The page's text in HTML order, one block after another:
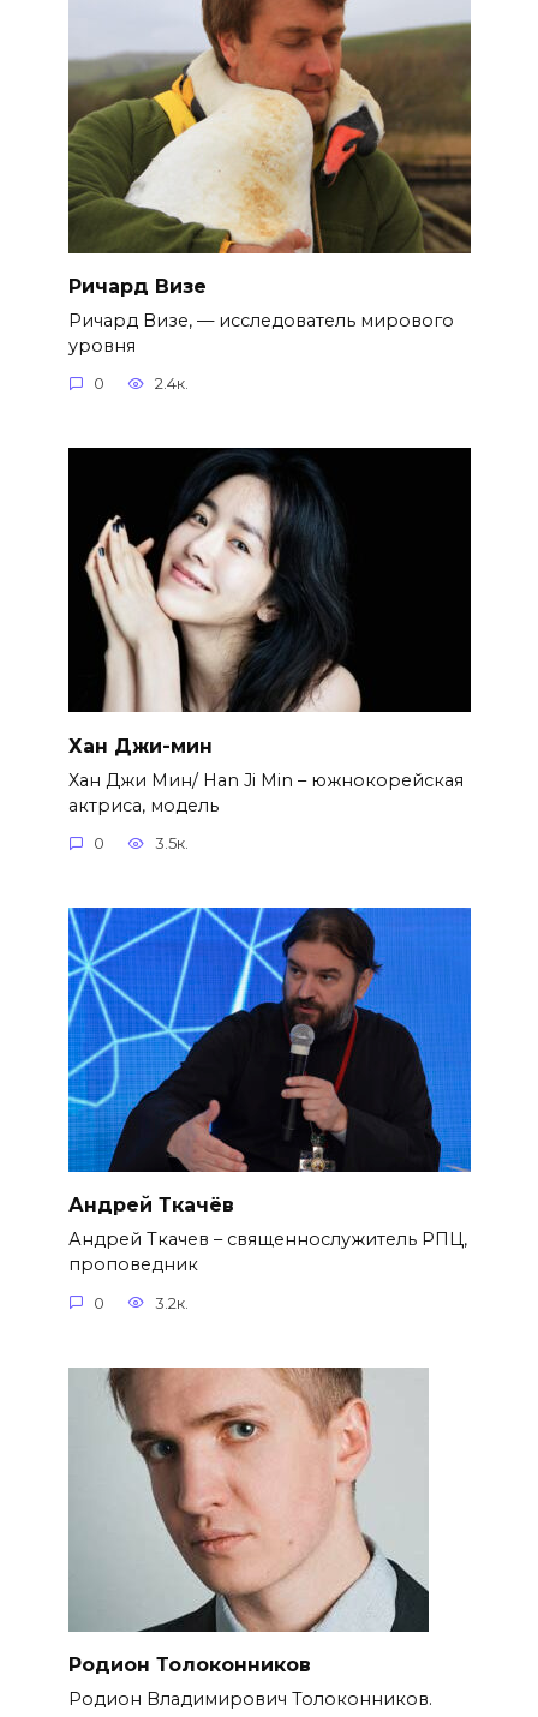
Ричард Визе
Ричард Визе, — исследователь мирового
уровня
0 2.4к.
Хан Джи-мин
Хан Джи Мин/ Han Ji Min – южнокорейская
актриса, модель
0 3.5к.
Андрей Ткачёв
Андрей Ткачев – священнослужитель РПЦ,
проповедник
0 3.2к.
Родион Толоконников
Родион Владимирович Толоконников.